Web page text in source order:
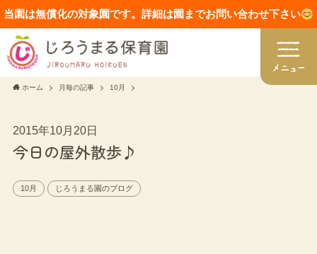
当園は無償化の対象園です。詳細は園までお問い合わせ下さい
ホーム 月毎の記事 10月
2015年10月20日
今日の屋外散歩♪
10月 じろうまる園のブログ